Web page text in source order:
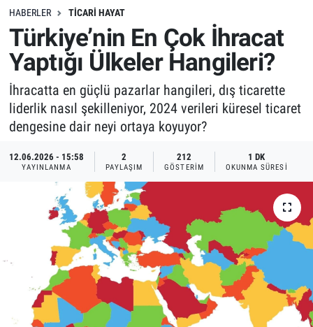
HABERLER TICARI HAYAT
Türkiye’nin En Çok İhracat
Yaptığı Ülkeler Hangileri?
İhracatta en güçlü pazarlar hangileri, dış ticarette
liderlik nasıl şekilleniyor, 2024 verileri küresel ticaret
dengesine dair neyi ortaya koyuyor?
12.06.2026 - 15:58
YAYINLANMA
2
PAYLAŞIM
212
GÖSTERIM
1 DK
OKUNMA SÜRESI